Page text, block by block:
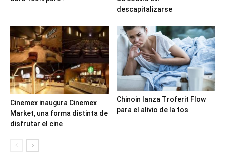
descapitalizarse
Cinemex inaugura Cinemex
Market, una forma distinta de
disfrutar el cine
Chinoin lanza Troferit Flow
para el alivio de la tos